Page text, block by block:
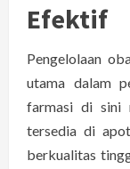
Efektif
Pengelolaan
utama dalam
farmasi di sini
tersedia di
berkualitas